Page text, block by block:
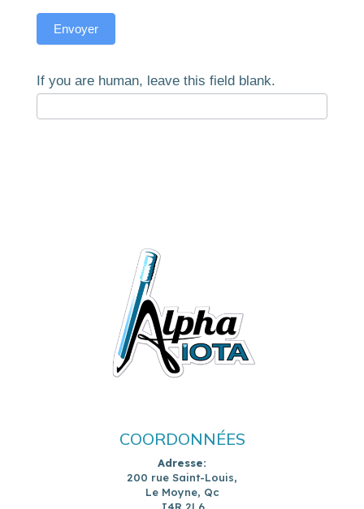
Envoyer
If you are human, leave this field blank.
COORDONNÉES
Adresse:
200 rue Saint-Louis,
Le Moyne, Qc